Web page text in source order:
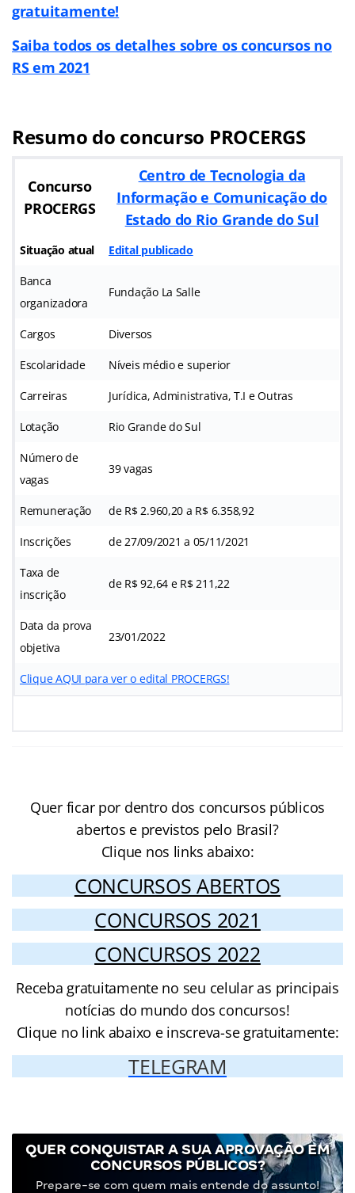
gratuitamente!
Saiba todos os detalhes sobre os concursos no
RS em 2021
Resumo do concurso PROCERGS
Concurso
PROCERGS
Centro de Tecnologia da
Informação e Comunicação do
Estado do Rio Grande do Sul
Situação atual Edital publicado
Banca
organizadora
Fundação La Salle
Cargos Diversos
Escolaridade Níveis médio e superior
Carreiras Jurídica, Administrativa, T.I e Outras
Lotação Rio Grande do Sul
Número de
vagas
39 vagas
Remuneração de R$ 2.960,20 a R$ 6.358,92
Inscrições de 27/09/2021 a 05/11/2021
Taxa de
inscrição
de R$92,64 e R$ 211,22
Data da prova
objetiva
23/01/2022
Clique AQUI para ver o edital PROCERGS!
Quer ficar por dentro dos concursos públicos
abertos e previstos pelo Brasil?
Clique nos links abaixo:
CONCURSOS ABERTOS
CONCURSOS 2021
CONCURSOS 2022
Receba gratuitamente no seu celular as principais
notícias do mundo dos concursos!
Clique no link abaixo e inscreva-se gratuitamente:
TELEGRAM
QUER CONQUISTAR A SUA APROVAÇÃO EM
CONCURSOS PÚBLICOS?
Prepare-se com quem mais entende do assunto!